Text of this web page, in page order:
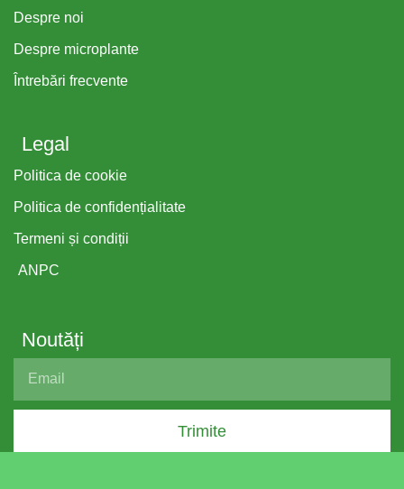
Despre noi
Despre microplante
Întrebări frecvente
Legal
Politica de cookie
Politica de confidențialitate
Termeni și condiții
ANPC
Noutăți
Trimite